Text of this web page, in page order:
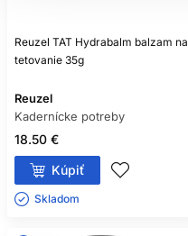
Reuzel TAT Hydrabalm balzam na
tetovanie 35g
Reuzel
Kadernícke potreby
18.50 €
Kúpiť
Skladom ㅤ